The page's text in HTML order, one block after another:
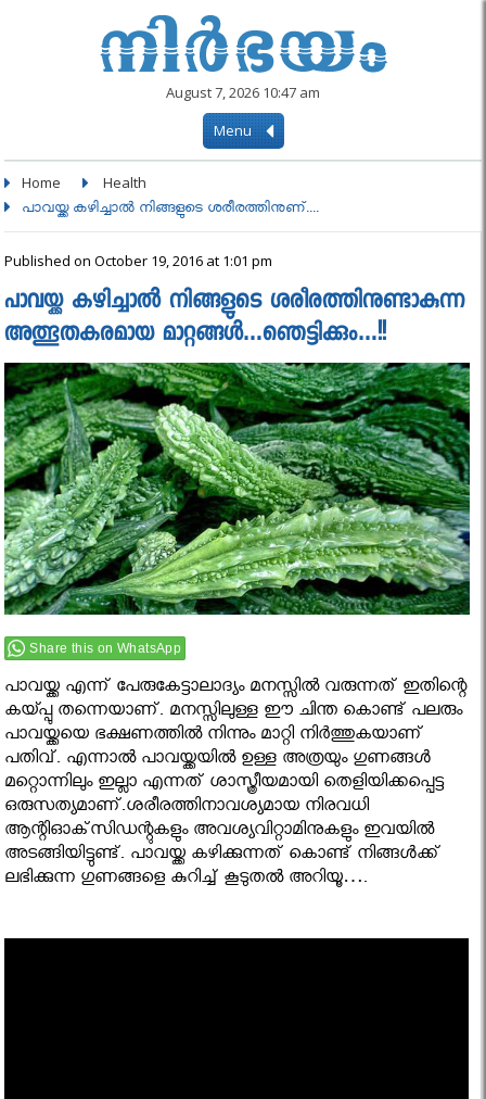
August 7, 2026 10:47 am
Menu
Home Health
പാവയ്ക്ക കഴിച്ചാൽ നിങ്ങളുടെ ശരീരത്തിനുണ്....
Published on October 19, 2016 at 1:01 pm
പാവയ്ക്ക കഴിച്ചാൽ നിങ്ങളുടെ ശരീരത്തിനുണ്ടാകുന്ന
അത്ഭുതകരമായ മാറ്റങ്ങൾ…ഞെട്ടിക്കും…!!
Share this on WhatsApp
പാവയ്ക്ക എന്ന് പേരുകേട്ടാലാദ്യം മനസ്സില്‍ വരുന്നത് ഇതിന്റെ
കയ്പ്പു തന്നെയാണ്. മനസ്സിലുള്ള ഈ ചിന്ത കൊണ്ട് പലരും
പാവയ്ക്കയെ ഭക്ഷണത്തില്‍ നിന്നും മാറ്റി നിര്‍ത്തുകയാണ്
പതിവ്. എന്നാൽ പാവയ്ക്കയിൽ ഉള്ള അത്രയും ഗുണങ്ങൾ
മറ്റൊന്നിലും ഇല്ലാ എന്നത് ശാസ്ത്രീയമായി തെളിയിക്കപ്പെട്ട
ഒരുസത്യമാണ്.ശരീരത്തിനാവശ്യമായ നിരവധി
ആന്റിഓക്‌സിഡന്റുകളും അവശ്യവിറ്റാമിനുകളും ഇവയില്‍
അടങ്ങിയിട്ടുണ്ട്. പാവയ്ക്ക കഴിക്കുന്നത് കൊണ്ട് നിങ്ങൾക്ക്
ലഭിക്കുന്ന ഗുണങ്ങളെ കുറിച്ച് കൂടുതൽ അറിയൂ….